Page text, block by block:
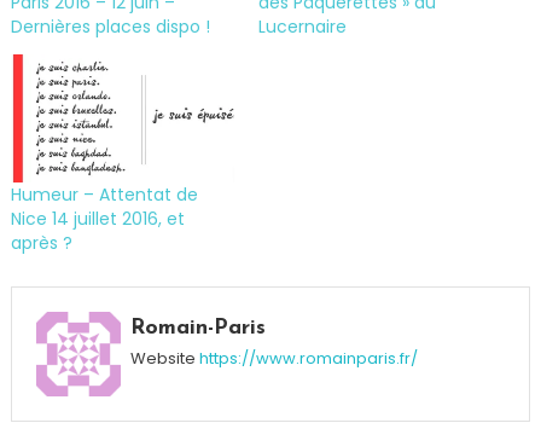
Dernières places dispo !
Lucernaire
Humeur – Attentat de
Nice 14 juillet 2016, et
après ?
Associations ,
Bubble
Day ,
Romain-Paris
Website https://www.romainparis.fr/